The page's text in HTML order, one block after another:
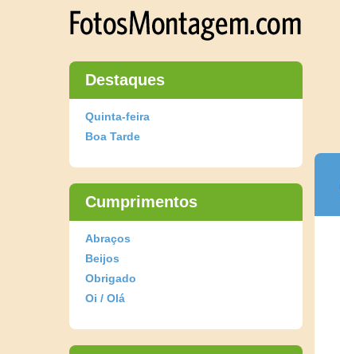
Destaques
Quinta-feira
Boa Tarde
Cumprimentos
Abraços
Beijos
Obrigado
Oi / Olá